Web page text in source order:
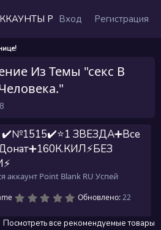
PB ЧИТЫ Отзывы
Вход Регистрация
Из Темы "секс В
✔️№1515✔️⭐️1 ЗВЕЗДА➕Все
аккаунт Point Blank RU Успей
0
0
Обновлено:22
Посмотреть все рекомендуемые товары